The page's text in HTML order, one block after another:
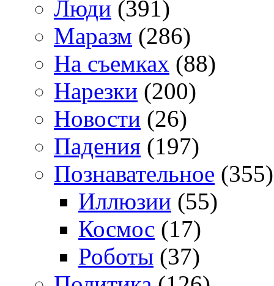
Люди (391)
Маразм (286)
На съемках (88)
Нарезки (200)
Новости (26)
Падения (197)
Познавательное (355)
Иллюзии (55)
Космос (17)
Роботы (37)